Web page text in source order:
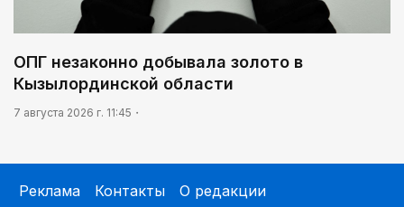
ОПГ незаконно добывала золото в
Кызылординской области
7 августа 2026 г. 11:45
Реклама Контакты
О редакции